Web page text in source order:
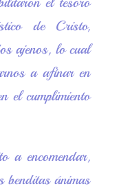
de Cristo,
ajenos, lo cual
a afinar en
el cumplimiento
a encomendar,
benditas ánimas